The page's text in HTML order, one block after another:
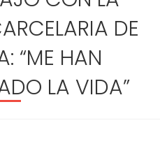
DE
“ME HAN
LA VIDA”